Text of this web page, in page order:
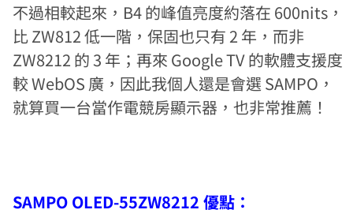
不過相較起來，B4 的峰值亮度約落在 600nits，
比 ZW812 低一階，保固也只有 2 年，而非
ZW8212 的 3 年；再來 Google TV 的軟體支援度
較 WebOS 廣，因此我個人還是會選 SAMPO，
就算買一台當作電競房顯示器，也非常推薦！
SAMPO OLED-55ZW8212 優點：